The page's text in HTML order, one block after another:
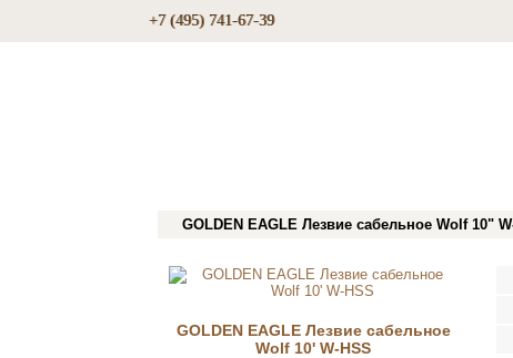
+7 (495) 741-67-39
GOLDEN EAGLE Лезвие сабельное Wolf 10"
GOLDEN EAGLE Лезвие сабельное
Wolf 10' W-HSS